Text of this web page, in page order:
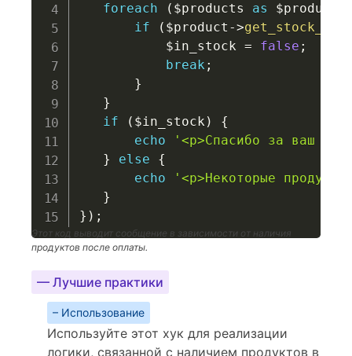
foreach
( $products as $product
if
( $product ->
$in_stock = false ;
break ;
}
}
if
( $in_stock )
{
echo
'<p>Спасибо за ваш
}
else
{
echo
'<p>Некоторые
}
} ) ;
Этот код выводит сообщение в зависимости от наличия
продуктов после оплаты.
— Лучшие практики
– Использование
Используйте этот хук для реализации
логики, связанной с наличием продуктов в